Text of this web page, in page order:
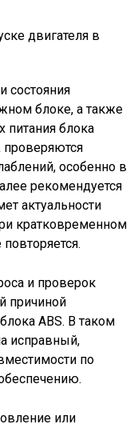
двигателя в
состояния
блоке, а также
питания блока
проверяются
особенно в
рекомендуется
актуальности
кратковременном
и проверок
причиной
ABS. В таком
исправный,
по
или